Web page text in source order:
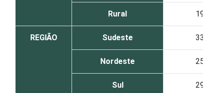
Rural 19
REGIÃO Sudeste 33
Nordeste 25
Sul 29